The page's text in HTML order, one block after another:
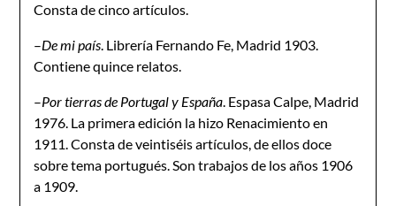
Consta de cinco artículos.
–De mi país. Librería Fernando Fe, Madrid 1903.
Contiene quince relatos.
–Por tierras de Portugal y España. Espasa Calpe, Madrid
1976. La primera edición la hizo Renacimiento en
1911. Consta de veintiséis artículos, de ellos doce
sobre tema portugués. Son trabajos de los años 1906
a 1909.